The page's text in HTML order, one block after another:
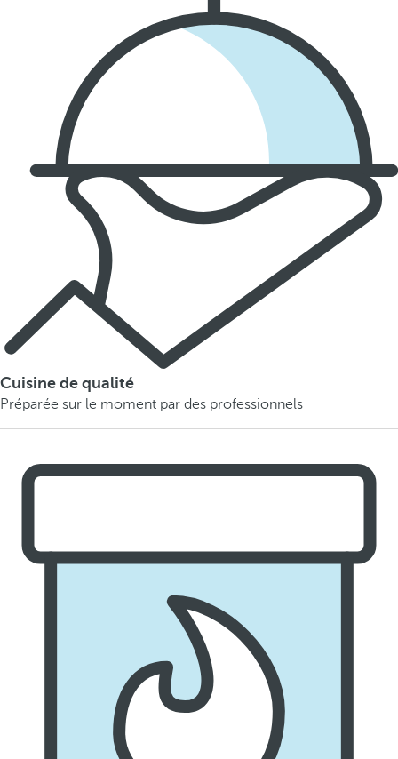
Cuisine de qualité
Préparée sur le moment par des professionnels